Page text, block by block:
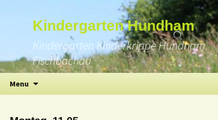
Kindergarten Hundham
Kindergarten Kinderkrippe Hundham
Fischbachau
Menu
content
Suchen
nach: